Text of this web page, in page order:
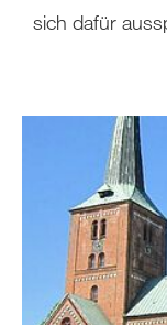
sich dafür